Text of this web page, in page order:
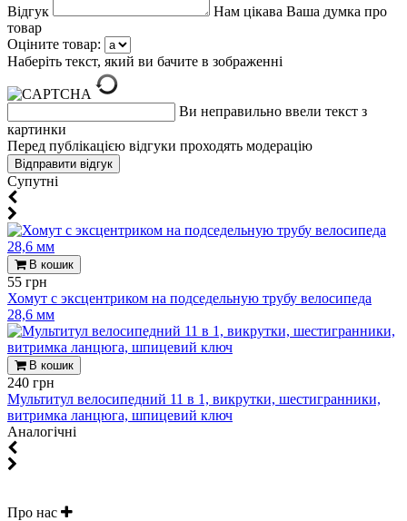
Відгук
Нам цікава Ваша думка про
товар
Оціните товар:
Наберіть текст, який ви бачите в зображенні
Ви неправильно ввели текст з
картинки
Перед публікацією відгуки проходять модерацію
Супутні
В кошик
55 грн
Хомут с эксцентриком на подседельную трубу велосипеда
28,6 мм
В кошик
240 грн
Мультитул велосипедний 11 в 1, викрутки, шестигранники,
витримка ланцюга, шпицевий ключ
Aналогічні
Про нас